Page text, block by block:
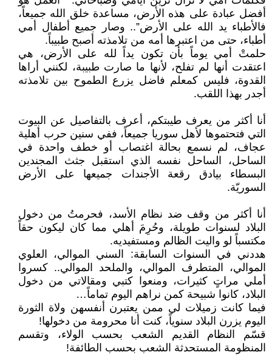
أفضل عبادة على هذه الأرض، مساعدة خلق الله جميعاً،
فالأطباء يد الله على الأرض”.. وصار جميع أطفال أمي
أطباء، حتى من اعتبرها أمه من تلامذته أصبح طبيباً.
حلمتْ أمي يوماً بأن تكون يداً لله على الأرض، هي
اعتقدت أنها لم تفلح، لأنها ما صارت طبيبة، لكنني أراها
القدوة، فليس كمعلم فاضل يزرع الطموح بين تلامذته
أجدر بهذا اللقب.
أنا أكثر من يعرف طيبتكم، أعرف بالتفاصيل عن البيوت
التي فتحتموها لأهل سوريا جميعاً، ففي سنين حرب أهلية
عجاف، لم نسمع بحالة اغتصاب أو خطف واحدة في
الساحل، الساحل نفسه الذي استقبل جثث المجندين
البسطاء بيادق رقعة الأجندات جميعها على الأرض
السوريّة.
أنا أكثر من وقف ضد نظام الأسد، فحرمتُ من دخول
البلاد لسنوات طويلة، وحُرِمَ أهلي مما كان ليكون حقاً
مكتسباً لو واليت الظالم ومستفيديه.
هددني في السنوات السابقة: السني الموالي، العلوي
الموالي، المتطرف الموالي، والملحد الموالي.. كسروا
أملي مراتٍ كثيرات، ومنعوا كتبي ومقالاتي من دخول
البلاد، كانوا شبيحة كمن نراهم اليوم تماماً…
فيما كانت زميلات لي ممن يعتبرن أنفسهن ولاة الثورة
اليوم يزرن البلاد سنوياً، كنت أنا محرومة من دخولها!
قسّم النظام القديم الشعب بحسب الولاء، وتقسم
المنظومة المستحدثة الشعب بحسب الطائفة!